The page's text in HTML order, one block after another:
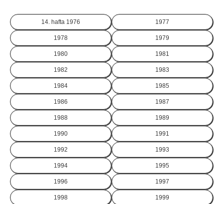
14. hafta 1976 1977
1978 1979
1980 1981
1982 1983
1984 1985
1986 1987
1988 1989
1990 1991
1992 1993
1994 1995
1996 1997
1998 1999